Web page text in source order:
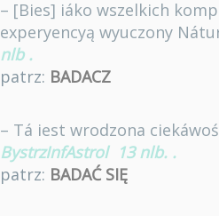
– [Bies] iáko wszelkich
experyencyą wyuczony
nlb .
patrz: BADACZ
– Tá iest wrodzona
BystrzInfAstrol 13 nlb. .
patrz: BADAĆ SIĘ